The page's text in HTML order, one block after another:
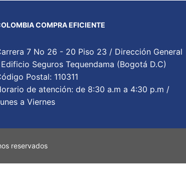
COMPRA EFICIENTE
7 No 26 - 20 Piso 23 / Dirección General
Seguros Tequendama (Bogotá D.C)
Postal: 110311
de atención: de 8:30 a.m a 4:30 p.m /
a Viernes
reservados